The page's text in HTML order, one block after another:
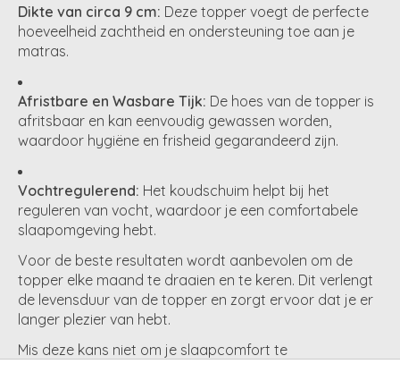
Dikte van circa 9 cm: Deze topper voegt de perfecte
hoeveelheid zachtheid en ondersteuning toe aan je
matras.
Afristbare en Wasbare Tijk: De hoes van de topper is
afritsbaar en kan eenvoudig gewassen worden,
waardoor hygiëne en frisheid gegarandeerd zijn.
Vochtregulerend: Het koudschuim helpt bij het
reguleren van vocht, waardoor je een comfortabele
slaapomgeving hebt.
Voor de beste resultaten wordt aanbevolen om de
topper elke maand te draaien en te keren. Dit verlengt
de levensduur van de topper en zorgt ervoor dat je er
langer plezier van hebt.
Mis deze kans niet om je slaapcomfort te